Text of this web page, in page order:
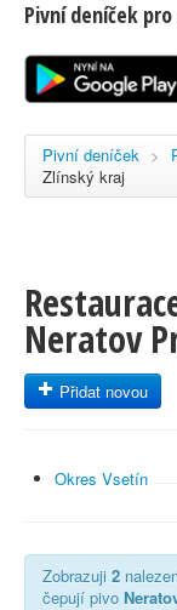
Registrace
Pivní deníček
Pivní deníček >
Zlínský kraj
Neratov
Přidat novou
Okres Vsetín
Zobrazuji 2
čepují pivo